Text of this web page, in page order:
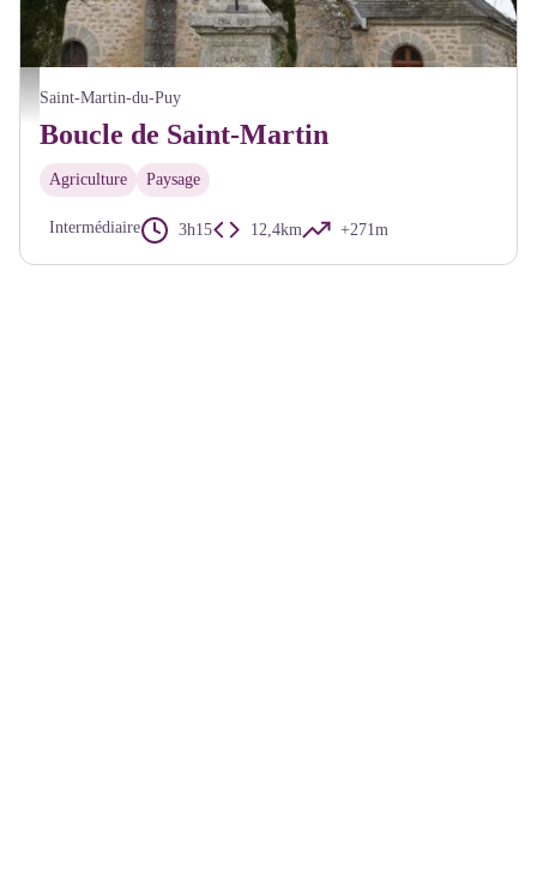
Eglise de Saint-Martin du Puy - Alain Millot Pnr Morvan
Saint-Martin-du-Puy
Boucle de Saint-Martin
Agriculture Paysage
Intermédiaire 3h15 12,4km +271m